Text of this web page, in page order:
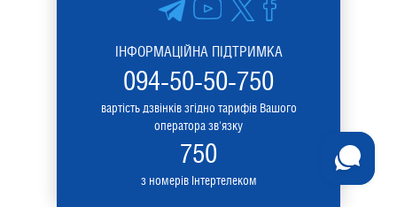
ІНФОРМАЦІЙНА ПІДТРИМКА
094-50-50-750
вартість дзвінків згідно тарифів Вашого
оператора зв'язку
750
з номерів Інтертелеком